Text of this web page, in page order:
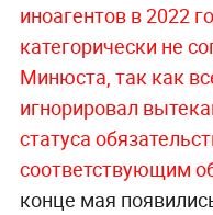
иноагентов в 2022
категорически не
Минюста, так как
игнорировал
статуса
соответствующим
конце мая